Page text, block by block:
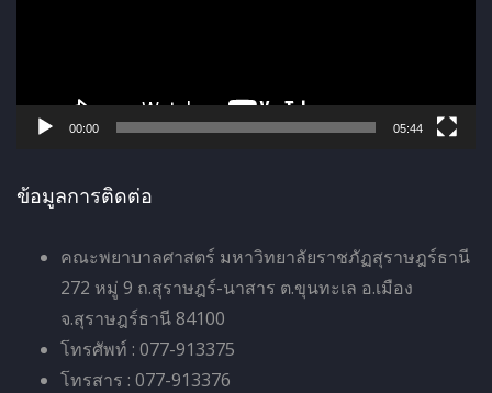
ดี
00:00 05:44
ข้อมูลการติดต่อ
คณะพยาบาลศาสตร์ มหาวิทยาลัยราชภัฏสุราษฎร์ธานี
272 หมู่ 9 ถ.สุราษฎร์-นาสาร ต.ขุนทะเล อ.เมือง
จ.สุราษฎร์ธานี 84100
โทรศัพท์ : 077-913375
โทรสาร : 077-913376